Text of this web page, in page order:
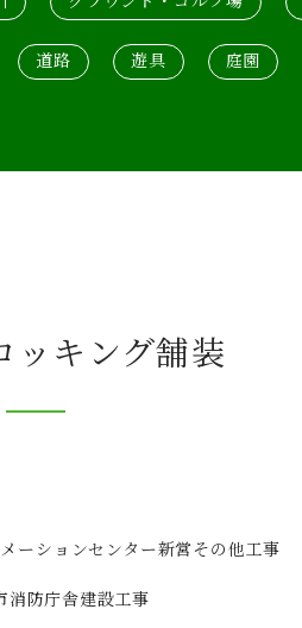
道路 遊具 庭園
ッキング舗装
ーションセンター新営その他工事
消防庁舎建設工事